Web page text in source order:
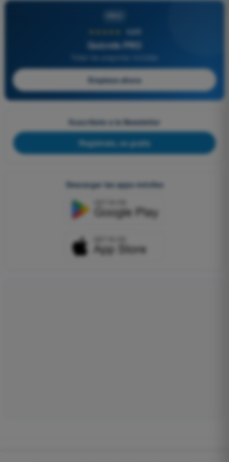
4,6/5
Quizvds PRO
Empieza ahora
Suscríbete a la Newsletter
Regístrate, es gratis
Descargar las apps móviles